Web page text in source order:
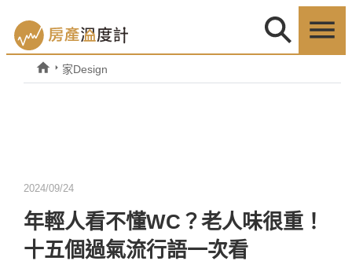
家Design
2024/09/24
年輕人看不懂WC？老人味很重！
十五個過氣流行語一次看